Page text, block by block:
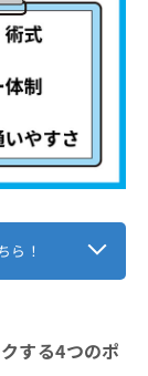
皮膚科クリ
ら！
する4つのポ